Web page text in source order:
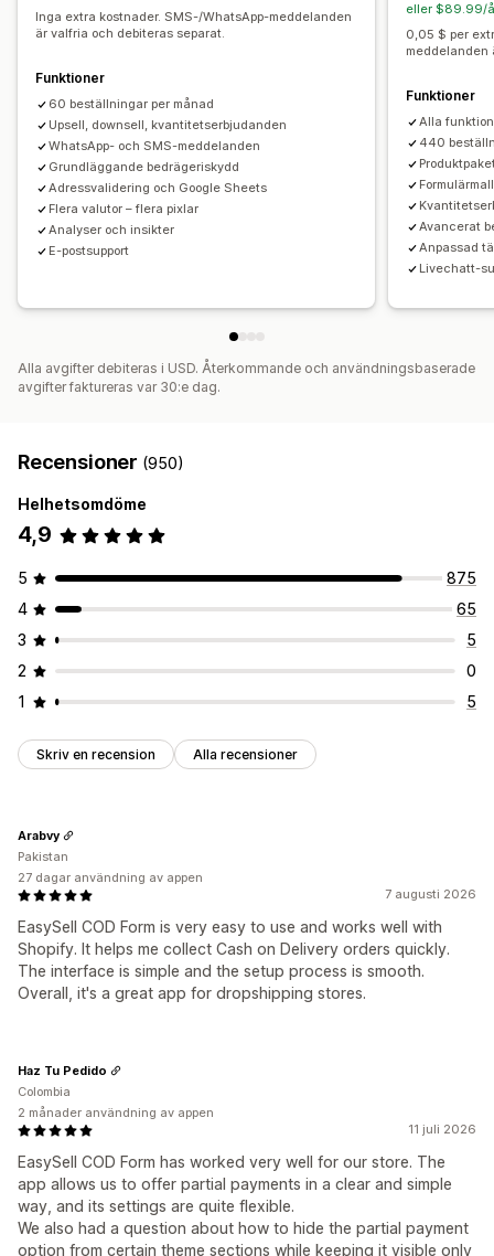
Popup-fönster Inbäddade formulär
Leveransalternativ
Konvertering och merförsäljning
Korsförsäljning
Rabatter order med ett klick
Merförsäljning med ett klick
Merförsäljning efter första köp Pixelspårning
Återställning av varukorg
Erbjudanden och rekommendationer
Presentinslagning
Fri frakt
Sådant som ofta köps tillsammans
Stegvisa mängdrabatter
Prioriterad hantering
Analysverktyg
Klickfrekvenser
Konverteringsgrad Trattens prestanda
Inga extra kostnader. SMS-/WhatsApp-meddelanden
är valfria och debiteras separat.
Funktioner
60 beställningar per månad
Upsell, downsell, kvantitetserbjudanden
WhatsApp- och SMS-meddelanden
Grundläggande bedrägeriskydd
Adressvalidering och Google Sheets
Flera valutor – flera pixlar
Analyser och insikter
E-postsupport
eller $89.99/
0,05 $ per
meddelanden
Funktioner
Alla
440
Avancerat
Anpassad
Livechatt-
Alla avgifter debiteras i USD. Återkommande och användningsbaserade
avgifter faktureras var 30:e dag.
Recensioner (950)
Helhetsomdöme
4,9
5
875
4
65
3
5
2
0
1
5
Skriv en recension Alla recensioner
7 augusti 2026
EasySell COD Form is very easy to use and works well with
Shopify. It helps me collect Cash on Delivery orders quickly.
The interface is simple and the setup process is smooth.
Overall, it's a great app for dropshipping stores.
Arabvy
Pakistan
27 dagar användning av appen
11 juli 2026
EasySell COD Form has worked very well for our store. The
app allows us to offer partial payments in a clear and simple
way, and its settings are quite flexible.
We also had a question about how to hide the partial payment
option from certain theme sections while keeping it visible only
Haz Tu Pedido
Colombia
2 månader användning av appen